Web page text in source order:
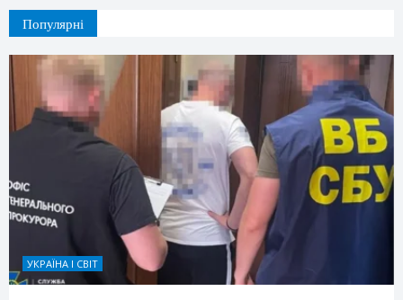
Популярні
УКРАЇНА І СВІТ